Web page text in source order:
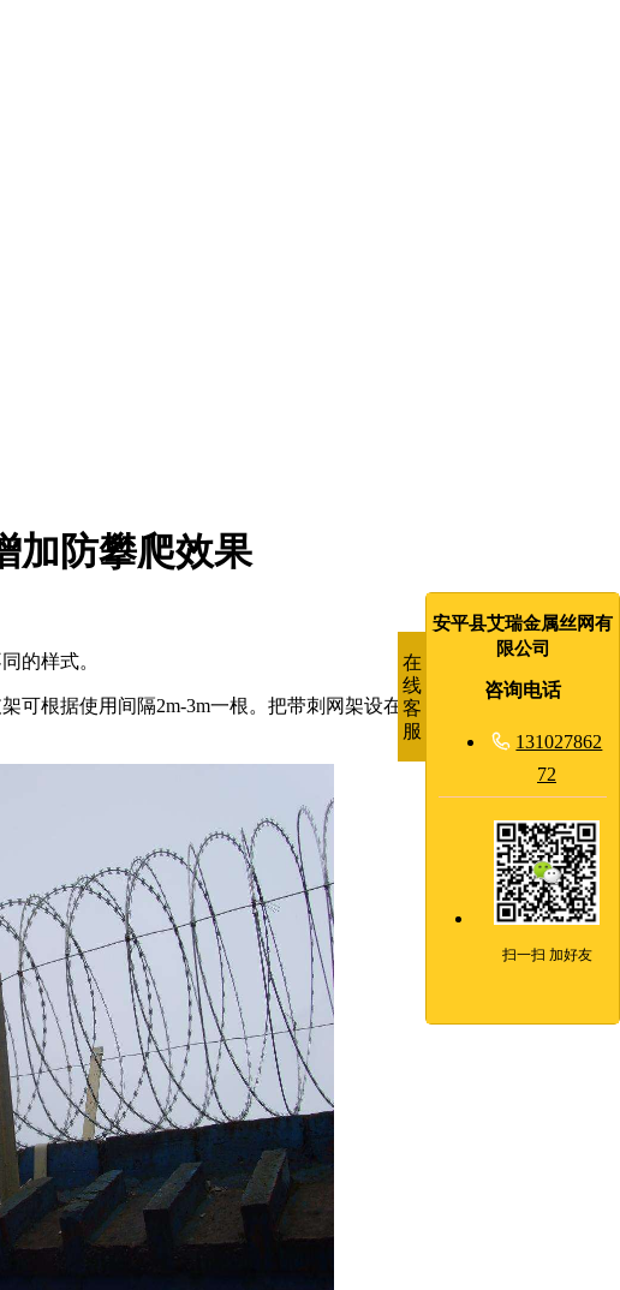
加防攀爬效果
的样式。
根据使用间隔2m-3m一根。把带刺网架设在支架上面，这种简单的
在
线
客
服
安平县艾瑞金属丝网有
限公司
咨询电话
 131027862
72
扫一扫 加好友